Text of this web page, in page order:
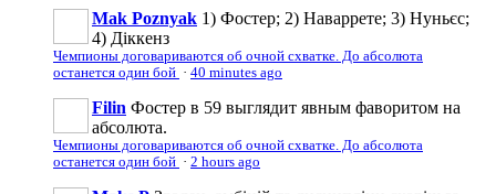
Mak Poznyak 1) Фостер; 2) Наваррете; 3) Нуньєс;
4) Діккенз
Чемпионы договариваются об очной схватке. До абсолюта
останется один бой · 40 minutes ago
Filin Фостер в 59 выглядит явным фаворитом на
абсолюта.
Чемпионы договариваются об очной схватке. До абсолюта
останется один бой · 2 hours ago